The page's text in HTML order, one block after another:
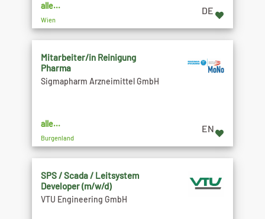
alle...
Wien
DE
Mitarbeiter/in Reinigung
Pharma
Sigmapharm Arzneimittel GmbH
alle...
Burgenland
EN
SPS / Scada / Leitsystem
Developer (m/w/d)
VTU Engineering GmbH